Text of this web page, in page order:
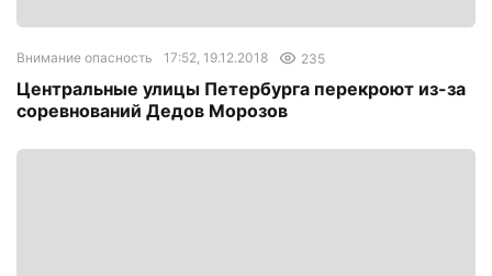
Внимание опасность 17:52, 19.12.2018 235
Центральные улицы Петербурга перекроют из-за
соревнований Дедов Морозов